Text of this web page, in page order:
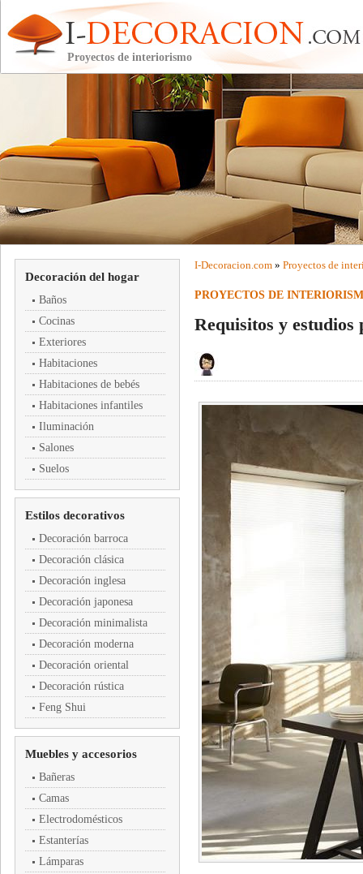
Proyectos de interiorismo
Decoración del hogar
Baños
Cocinas
Exteriores
Habitaciones
Habitaciones de bebés
Habitaciones infantiles
Iluminación
Salones
Suelos
Estilos decorativos
Decoración barroca
Decoración clásica
Decoración inglesa
Decoración japonesa
Decoración minimalista
Decoración moderna
Decoración oriental
Decoración rústica
Feng Shui
Muebles y accesorios
Bañeras
Camas
Electrodomésticos
Estanterías
Lámparas
I-Decoracion.com » Proyectos de
PROYECTOS DE
Requisitos y